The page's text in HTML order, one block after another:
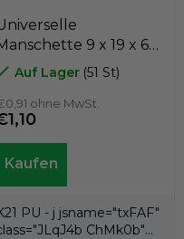
9 x 19 x 6
K21-009/1 PU , Kastas
Auf Lager (51 St)
ohne MwSt.
PU - j jsname="txFAF"
ChMk0b"